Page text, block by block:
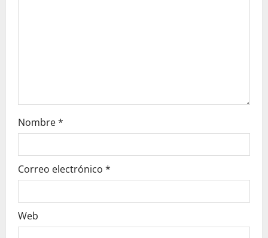
Nombre*
Correo electrónico *
Web